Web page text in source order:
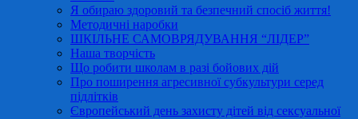
Я обираю здоровий та безпечний спосіб життя!
Методичні наробки
ШКІЛЬНЕ САМОВРЯДУВАННЯ “ЛІДЕР”
Наша творчість
Що робити школам в разі бойових дій
Про поширення агресивної субкультури серед
підлітків
Європейський день захисту дітей від сексуальної